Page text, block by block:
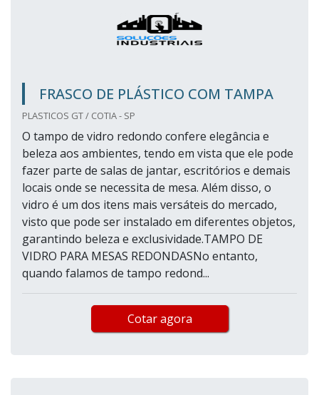
FRASCO DE PLÁSTICO COM TAMPA
PLASTICOS GT / COTIA - SP
O tampo de vidro redondo confere elegância e
beleza aos ambientes, tendo em vista que ele pode
fazer parte de salas de jantar, escritórios e demais
locais onde se necessita de mesa. Além disso, o
vidro é um dos itens mais versáteis do mercado,
visto que pode ser instalado em diferentes objetos,
garantindo beleza e exclusividade.TAMPO DE
VIDRO PARA MESAS REDONDASNo entanto,
quando falamos de tampo redond...
Cotar agora